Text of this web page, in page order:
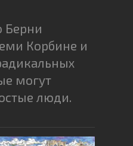
Берни
Корбине и
могут
люди.